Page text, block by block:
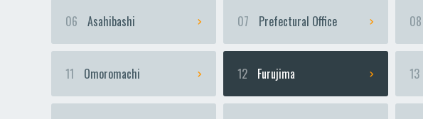
06 Asahibashi 07 Prefectural Office 08
11 Omoromachi 12 Furujima 13